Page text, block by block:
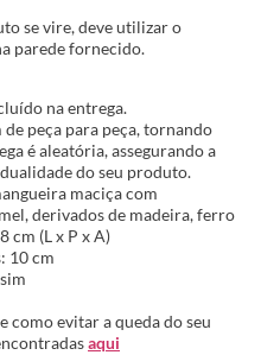
se vire, deve utilizar o
parede fornecido.
na entrega.
peça para peça, tornando
é aleatória, assegurando a
do seu produto.
maciça com
derivados de madeira, ferro
cm (L x P x A)
10 cm
como evitar a queda do seu
aqui